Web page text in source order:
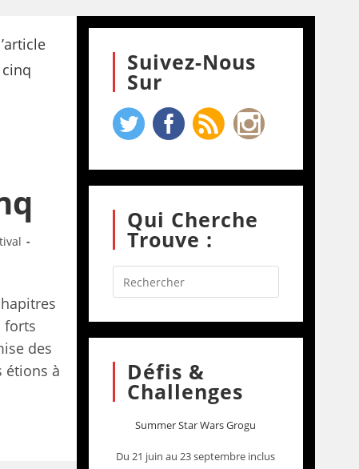
forts
des
étions à
Suivez-Nous
Sur
Qui Cherche
Trouve :
Défis &
Challenges
Summer Star Wars Grogu
Du 21 juin au 23 septembre inclus